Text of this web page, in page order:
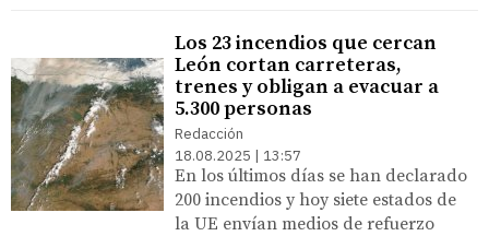
Los 23 incendios que cercan
León cortan carreteras,
trenes y obligan a evacuar a
5.300 personas
Redacción
18.08.2025 | 13:57
En los últimos días se han declarado
200 incendios y hoy siete estados de
la UE envían medios de refuerzo